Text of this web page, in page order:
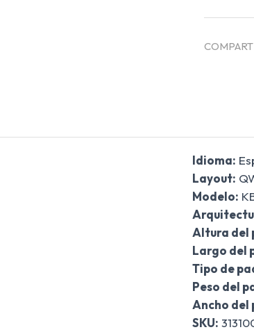
Idioma:
Layout:
Modelo:
Altura del
Largo del
Tipo de
Peso del
Ancho del
SKU: